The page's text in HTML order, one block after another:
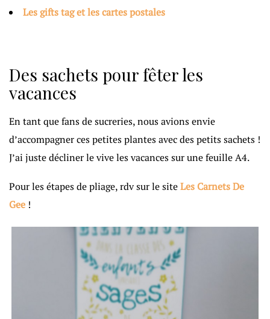
Les gifts tag et les cartes postales
Des sachets pour fêter les
vacances
En tant que fans de sucreries, nous avions envie
d’accompagner ces petites plantes avec des petits sachets !
J’ai juste décliner le vive les vacances sur une feuille A4.
Pour les étapes de pliage, rdv sur le siteLes Carnets De
Gee !